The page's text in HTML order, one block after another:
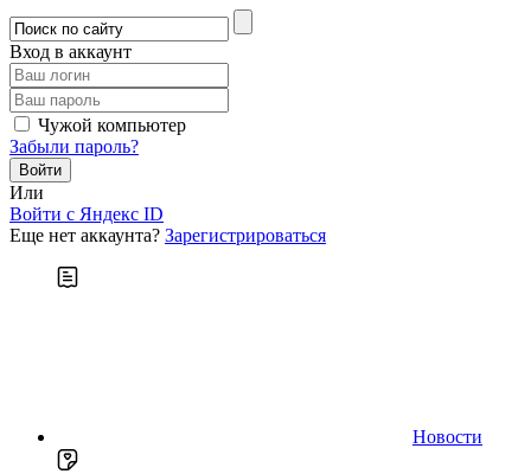
Вход в аккаунт
Чужой компьютер
Забыли пароль?
Или
Войти c Яндекс ID
Еще нет аккаунта? Зарегистрироваться
Новости